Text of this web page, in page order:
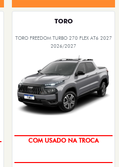
TORO
TORO FREEDOM TURBO 270 FLEX AT6 2027
2026/2027
COM USADO NA TROCA